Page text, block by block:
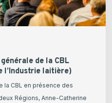
de la CBL
l’Industrie laitière)
la CBL en présence des
Régions, Anne-Catherine